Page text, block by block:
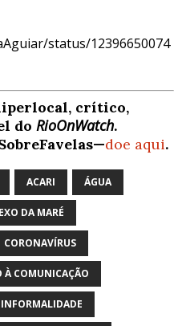
status/12396650074
crítico,
do RioOnWatch.
doe aqui.
ACARI ÁGUA
DA MARÉ
CORONAVÍRUS
À COMUNICAÇÃO
INFORMALIDADE